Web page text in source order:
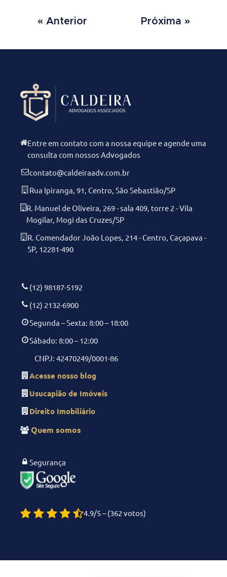
« Anterior Próxima »
Entre em contato com a nossa equipe e agende uma
consulta com nossos Advogados
contato@caldeiraadv.com.br
Rua Ipiranga, 91, Centro, São Sebastião/SP
R. Manuel de Oliveira, 269 - sala 409, torre 2 - Vila
Mogilar, Mogi das Cruzes/SP
R. Comendador João Lopes, 214 - Centro, Caçapava -
SP, 12281-490
(12) 98187-5192
(12) 2132-6900
Segunda – Sexta: 8:00 – 18:00
Sábado: 8:00 – 12:00
CNPJ: 42470249/0001-86
Acesse nosso blog
Usucapião de Imóveis
Direito Imobiliário
Quem somos
Segurança
4.9/5 – (362 votos)